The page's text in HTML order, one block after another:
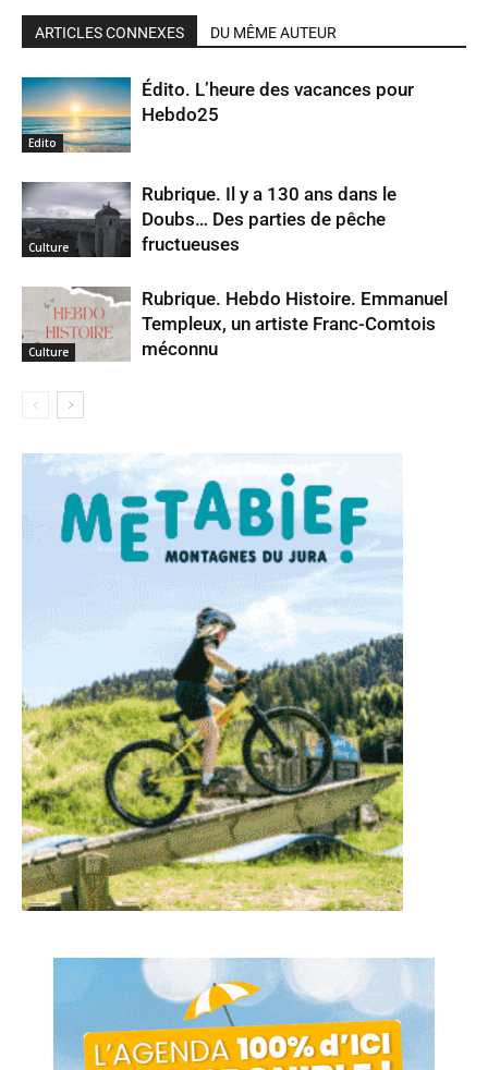
ARTICLES CONNEXES DU MÊME AUTEUR
Edito
Édito. L’heure des vacances pour
Hebdo25
Culture
Rubrique. Il y a 130 ans dans le
Doubs… Des parties de pêche
fructueuses
Culture
Rubrique. Hebdo Histoire. Emmanuel
Templeux, un artiste Franc-Comtois
méconnu